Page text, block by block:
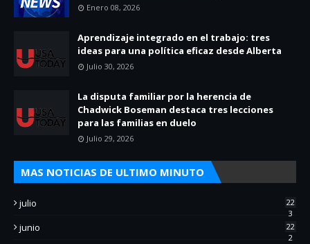
Enero 08, 2026
Aprendizaje integrado en el trabajo: tres
ideas para una política eficaz desde Alberta
Julio 30, 2026
La disputa familiar por la herencia de
Chadwick Boseman destaca tres lecciones
para las familias en duelo
Julio 29, 2026
MAS NOTICIAS DE ULTIMO MINUTO
julio
22
3
junio
22
2